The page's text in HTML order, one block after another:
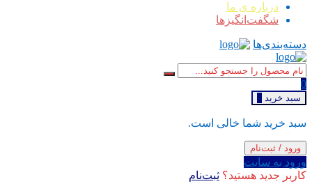
درباره ی ما
شگفت‌انگیزها
دسته‌بندی‌ها
0
سبد خرید
سبد خرید شما خالی است.
ورود / ثبت‌نام
ورود به سایت
کاربر جدید هستید؟ ثبت‌نام